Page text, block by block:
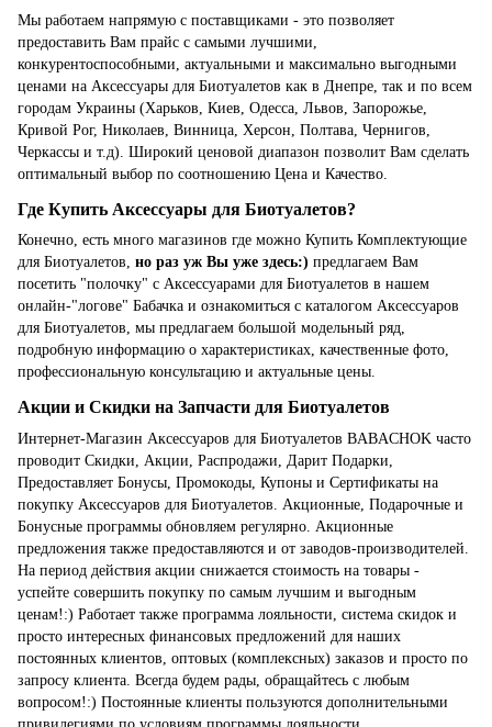
Мы работаем напрямую с поставщиками - это позволяет
предоставить Вам прайс с самыми лучшими,
конкурентоспособными, актуальными и максимально выгодными
ценами на Аксессуары для Биотуалетов как в Днепре, так и по всем
городам Украины (Харьков, Киев, Одесса, Львов, Запорожье,
Кривой Рог, Николаев, Винница, Херсон, Полтава, Чернигов,
Черкассы и т.д). Широкий ценовой диапазон позволит Вам сделать
оптимальный выбор по соотношению Цена и Качество.
Где Купить Аксессуары для Биотуалетов?
Конечно, есть много магазинов где можно Купить Комплектующие
для Биотуалетов, но раз уж Вы уже здесь:) предлагаем Вам
посетить "полочку" с Аксессуарами для Биотуалетов в нашем
онлайн-"логове" Бабачка и ознакомиться с каталогом Аксессуаров
для Биотуалетов, мы предлагаем большой модельный ряд,
подробную информацию о характеристиках, качественные фото,
профессиональную консультацию и актуальные цены.
Акции и Скидки на Запчасти для Биотуалетов
Интернет-Магазин Аксессуаров для Биотуалетов BABACHOK часто
проводит Скидки, Акции, Распродажи, Дарит Подарки,
Предоставляет Бонусы, Промокоды, Купоны и Сертификаты на
покупку Аксессуаров для Биотуалетов. Акционные, Подарочные и
Бонусные программы обновляем регулярно. Акционные
предложения также предоставляются и от заводов-производителей.
На период действия акции снижается стоимость на товары -
успейте совершить покупку по самым лучшим и выгодным
ценам!:) Работает также программа лояльности, система скидок и
просто интересных финансовых предложений для наших
постоянных клиентов, оптовых (комплексных) заказов и просто по
запросу клиента. Всегда будем рады, обращайтесь с любым
вопросом!:) Постоянные клиенты пользуются дополнительными